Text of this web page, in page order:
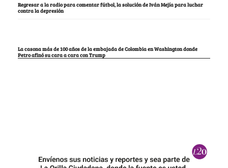
Regresar a la radio para comentar fútbol, la solución de Iván Mejía para luchar
contra la depresión
La casona más de 100 años de la embajada de Colombia en Washington donde
Petro afinó su cara a cara con Trump